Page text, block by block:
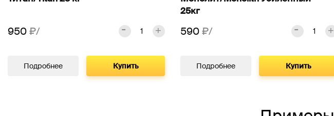
950₽/
Подробнее Купить
25кг
590₽/
Подробнее Купить